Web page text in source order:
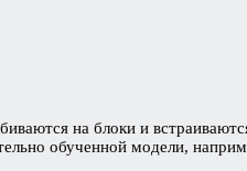
на блоки и
обученной модели,